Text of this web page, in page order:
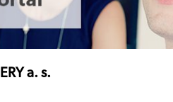
a. s.